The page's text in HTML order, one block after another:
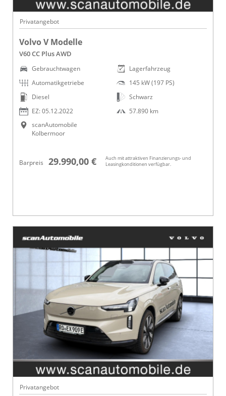
Privatangebot
Volvo V Modelle
V60 CC Plus AWD
Gebrauchtwagen
Automatikgetriebe
Diesel
EZ: 05.12.2022
scanAutomobile
Kolbermoor
Lagerfahrzeug
145 kW (197 PS)
Schwarz
57.890 km
Barpreis 29.990,00 €
Auch mit attraktiven Finanzierungs- und
Leasingkonditionen verfügbar.
Privatangebot